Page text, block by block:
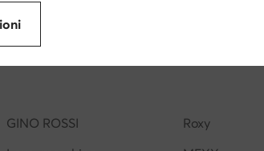
GINO ROSSI Roxy